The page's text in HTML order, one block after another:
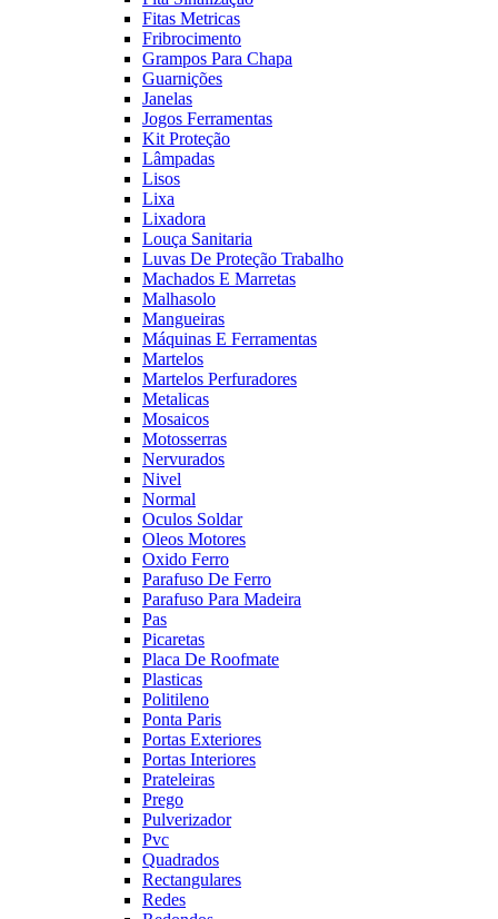
Fitas Metricas
Fribrocimento
Grampos Para Chapa
Guarnições
Janelas
Jogos Ferramentas
Kit Proteção
Lâmpadas
Lisos
Lixa
Lixadora
Louça Sanitaria
Luvas De Proteção Trabalho
Machados E Marretas
Malhasolo
Mangueiras
Máquinas E Ferramentas
Martelos
Martelos Perfuradores
Metalicas
Mosaicos
Motosserras
Nervurados
Nivel
Normal
Oculos Soldar
Oleos Motores
Oxido Ferro
Parafuso De Ferro
Parafuso Para Madeira
Pas
Picaretas
Placa De Roofmate
Plasticas
Politileno
Ponta Paris
Portas Exteriores
Portas Interiores
Prateleiras
Prego
Pulverizador
Pvc
Quadrados
Rectangulares
Redes